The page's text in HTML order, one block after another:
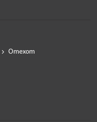
Omexom